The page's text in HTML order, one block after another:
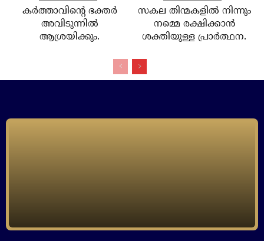
കര്‍ത്താവിന്റെ ഭക്തര്‍
അവിടുന്നില്‍
ആശ്രയിക്കും.
സകല തിന്മകളില്‍ നിന്നും
നമ്മെ രക്ഷിക്കാന്‍
ശക്തിയുള്ള പ്രാര്‍ത്ഥന.